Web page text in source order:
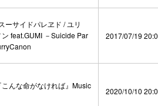
ーサイドパレヱド / ユリ
ン feat.GUMI －Suicide Par
2017/07/19
こんな命がなければ』Music
2020/10/10